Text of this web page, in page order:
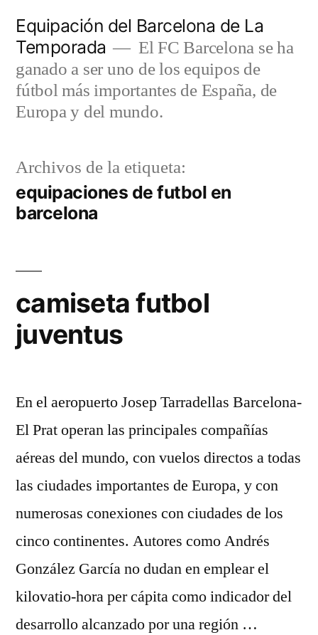
contenido
Equipación del Barcelona de La
Temporada
El FC Barcelona se ha
ganado a ser uno de los equipos de
fútbol más importantes de España, de
Europa y del mundo.
Archivos de la etiqueta:
equipaciones de futbol en
barcelona
camiseta futbol
juventus
En el aeropuerto Josep Tarradellas Barcelona-
El Prat operan las principales compañías
aéreas del mundo, con vuelos directos a todas
las ciudades importantes de Europa, y con
numerosas conexiones con ciudades de los
cinco continentes. Autores como Andrés
González García no dudan en emplear el
kilovatio-hora per cápita como indicador del
desarrollo alcanzado por una región …